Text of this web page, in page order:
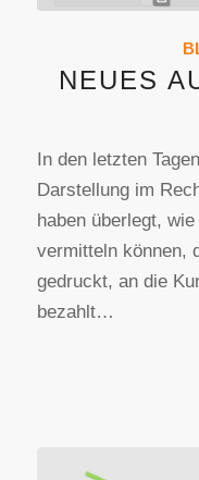
NEUES
In den letzten
Darstellung im
haben überlegt,
vermitteln können,
gedruckt, an die
bezahlt…